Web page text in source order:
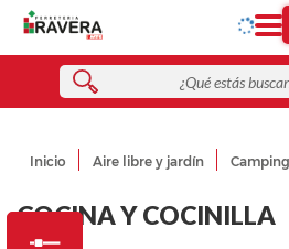
Inicio Aire libre y jardín Camping
COCINA Y COCINILLA